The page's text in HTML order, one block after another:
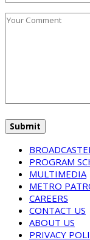
PROGRAM
MULTIMEDIA
METRO
CAREERS
CONTACT US
ABOUT US
PRIVACY